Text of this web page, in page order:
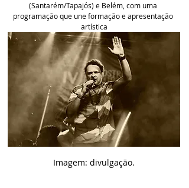
(Santarém/Tapajós) e Belém, com uma
programação que une formação e apresentação
artística
Imagem: divulgação.